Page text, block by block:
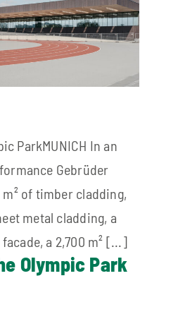
ParkMUNICH In an
Gebrüder
of timber cladding,
metal cladding, a
a 2,700 m² [...]
Olympic Park